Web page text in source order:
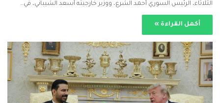
الثلاثاء، الرئيس السوري أحمد الشرع، ووزير خارجيته أسعد الشيباني، في…
أكمل القراءة »